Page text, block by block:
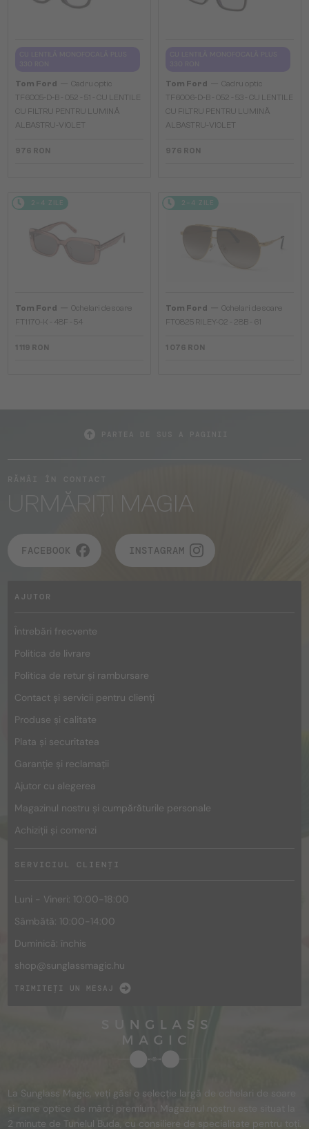
Tom Ford
Cadru optic
TF6005-D-B - 052 - 51 - CU LENTILE
CU FILTRU PENTRU LUMINĂ
ALBASTRU-VIOLET
976 RON
Tom Ford
Cadru optic
TF6006-D-B - 052 - 53 - CU LENTILE
CU FILTRU PENTRU LUMINĂ
ALBASTRU-VIOLET
976 RON
2-4 ZILE
Tom Ford
Ochelari de soare
FT1170-K - 48F - 54
1 119 RON
2-4 ZILE
Tom Ford
Ochelari de soare
FT0825 RILEY-02 - 28B - 61
1 076 RON
URMĂRIȚI MAGIA
FACEBOOK INSTAGRAM
AJUTOR
Întrebări frecvente
Politica de livrare
Politica de retur și rambursare
Contact și servicii pentru clienți
Produse și calitate
Plata și securitatea
Garanție și reclamații
Ajutor cu alegerea
Magazinul nostru și cumpărăturile personale
Achiziții și comenzi
SERVICIUL CLIENȚI
Luni - Vineri: 10:00-18:00
Sâmbătă: 10:00-14:00
Duminică: închis
shop@sunglassmagic.hu
TRIMITEȚI UN MESAJ
La Sunglass Magic, veți găsi o selecție largă de ochelari de soare
și rame optice de mărci premium. Magazinul nostru este situat la
2 minute de Tunelul Buda, cu consiliere de specialitate pentru toți.